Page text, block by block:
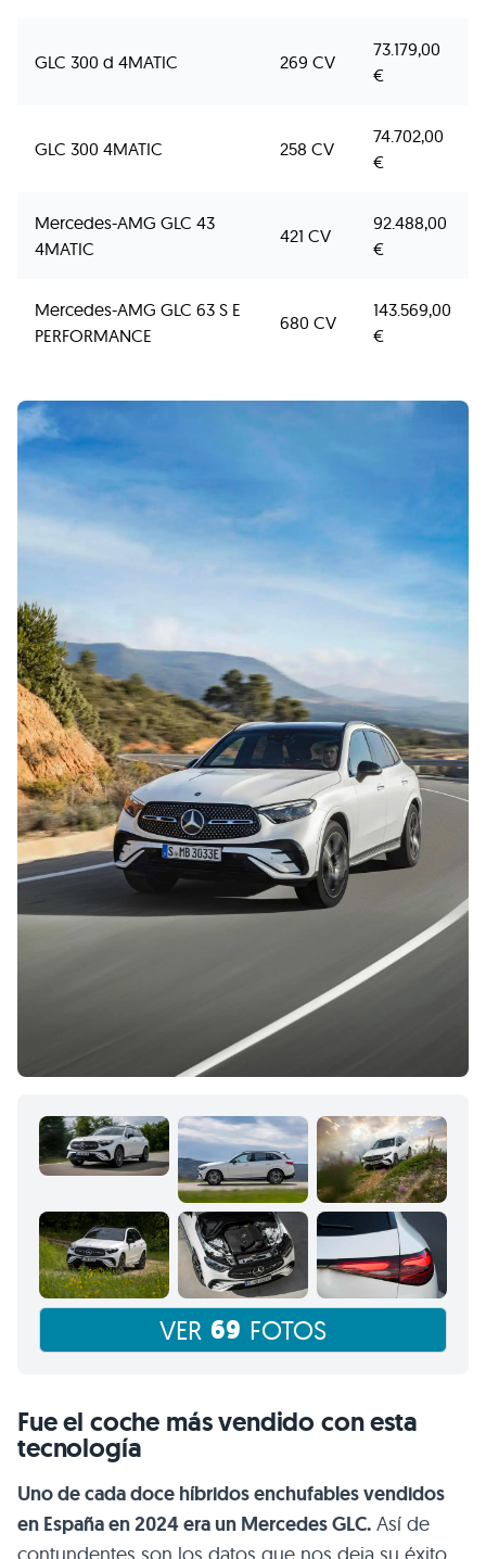
GLC 300 d 4MATIC 269 CV
73.179,00
€
GLC 300 4MATIC 258 CV
74.702,00
€
Mercedes-AMG GLC 43
4MATIC
421 CV
92.488,00
€
Mercedes-AMG GLC 63 S E
PERFORMANCE
680 CV
143.569,00
€
VER 69 FOTOS
Fue el coche más vendido con esta
tecnología
Uno de cada doce híbridos enchufables vendidos
en España en 2024 era un Mercedes GLC. Así de